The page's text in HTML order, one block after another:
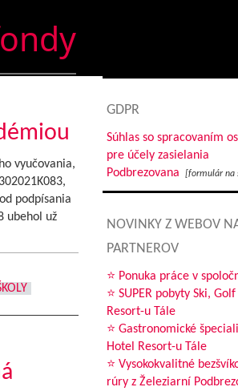
vyučovania,
podpísania
ubehol už
GDPR
Súhlas so spracovaním
pre účely zasielania
Podbrezovana
[formulár na
NOVINKY Z WEBOV
PARTNEROV
⭐ Ponuka práce v
⭐ SUPER pobyty Ski,
Resort-u Tále
⭐ Gastronomické
Hotel Resort-u Tále
⭐ Vysokokvalitné
rúry z Železiarní